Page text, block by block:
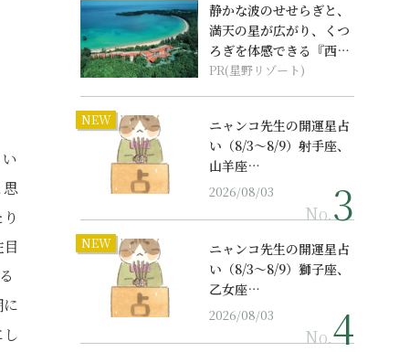
思
静かな波のせせらぎと、
満天の星が広がり、くつ
ろぎを体感できる『西表
島ホテル by...
PR(星野リゾート)
NEW
ニャンコ先生の開運星占
い（8/3～8/9）射手座、
山羊座…
2026/08/03
No.
NEW
ニャンコ先生の開運星占
い（8/3～8/9）獅子座、
乙女座…
2026/08/03
No.